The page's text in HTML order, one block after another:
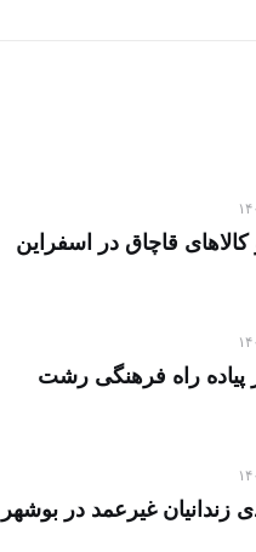
قاچاق در اسفراین
راه فرهنگی رشت